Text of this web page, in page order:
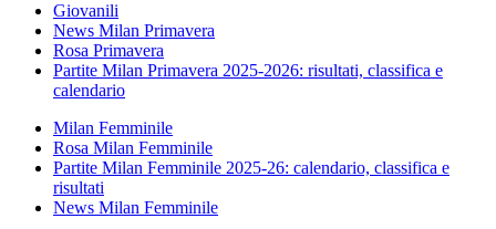
Giovanili
News Milan Primavera
Rosa Primavera
Partite Milan Primavera 2025-2026: risultati, classifica e
calendario
Milan Femminile
Rosa Milan Femminile
Partite Milan Femminile 2025-26: calendario, classifica e
risultati
News Milan Femminile